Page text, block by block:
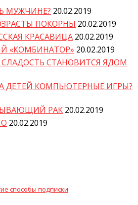
МУЖЧИНЕ? 20.02.2019
ПОКОРНЫ 20.02.2019
КРАСАВИЦА 20.02.2019
«КОМБИНАТОР» 20.02.2019
СЛАДОСТЬ СТАНОВИТСЯ ЯДОМ
ДЕТЕЙ КОМПЬЮТЕРНЫЕ ИГРЫ?
РАК 20.02.2019
20.02.2019
способы подписки